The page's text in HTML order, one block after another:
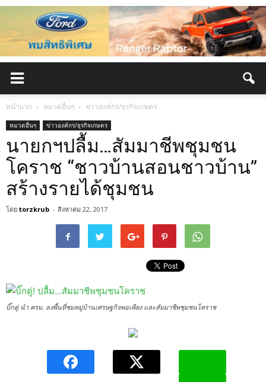
หน้าแรก หมวดอื่นๆ ข่าวองค์กร/ธุรกิจเกษตร
หมวดอื่นๆ ข่าวองค์กร/ธุรกิจเกษตร
นายกฯปลื้ม…สัมมาชีพชุมชน
โคราช “ชาวบ้านสอนชาวบ้าน”
สร้างรายได้ชุมชน
โดย torzkrub - สิงหาคม 22, 2017
บิ๊กตู่ นำ ครม. ลงพื้นที่ชมหมู่บ้านเศรษฐกิจพอเพียง และสัมมาชีพชุมชนโคราช